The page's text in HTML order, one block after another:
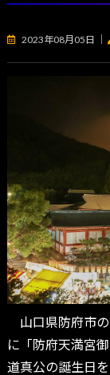
2023年08月05日
山口県防府市の
に「防府天満宮
道真公の誕生日